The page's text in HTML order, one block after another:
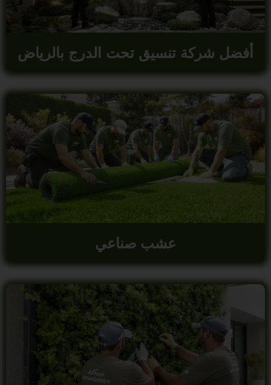
أفضل شركة تنسيق تحت الدرج بالرياض
عشب صناعي